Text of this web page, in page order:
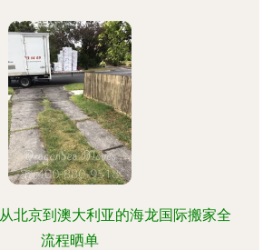
北京到澳大利亚的海龙国际搬家全
流程晒单